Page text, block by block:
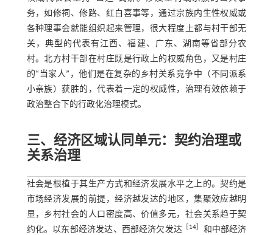
务，如修祠、修路、红白喜事等，通过宗族内生性权威或
各种理事会就能组织起来管理，很大程度上都与村干部无
关，典型的代表有江西、福建、广东、湖南等省部分农
村。北方村干部在村庄既是行政上的权威角色，又是村庄
的“当家人”，他们是在复杂的乡村关系竞争中（不同派系
小亲族）获胜的，代表着一定的权威性，治理有效依赖于
政治整合下的行政化治理模式。
三、经济区域认同单元：契约治理或
关系治理
社会是根植于其生产方式和经济发展水平之上的。契约是
市场经济发展的前提，经济越发达的地区，集聚效应越明
显，乡村社会的人口密度高、价值多元，社会关系趋于契
约化。以东部经济发达、西部经济欠发达
14
和中部经济